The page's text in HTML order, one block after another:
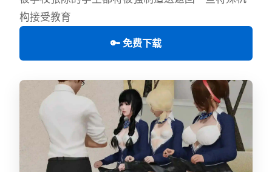
构接受教育
🔑 免费下载